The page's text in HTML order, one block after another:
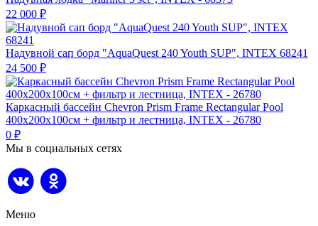
22 000 ₽
Надувной сап борд "AquaQuest 240 Youth SUP", INTEX 68241
24 500 ₽
Каркасный бассейн Chevron Prism Frame Rectangular Pool
400х200х100см + фильтр и лестница, INTEX - 26780
0 ₽
Мы в социальных сетях
Меню